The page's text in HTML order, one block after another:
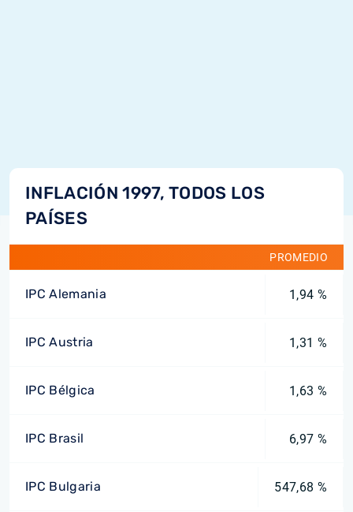
INFLACIÓN 1997, TODOS LOS
PAÍSES
PROMEDIO
IPC Alemania 1,94 %
IPC Austria 1,31 %
IPC Bélgica 1,63 %
IPC Brasil 6,97 %
IPC Bulgaria 547,68 %